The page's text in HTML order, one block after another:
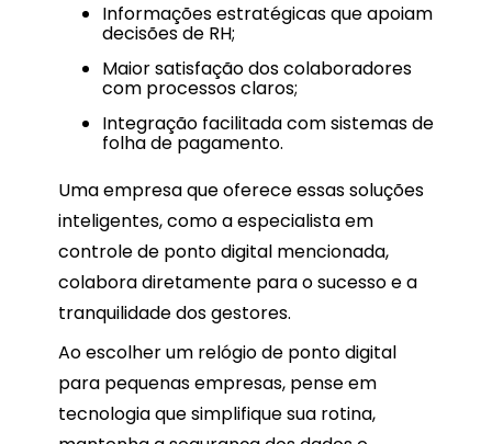
Informações estratégicas que apoiam
decisões de RH;
Maior satisfação dos colaboradores
com processos claros;
Integração facilitada com sistemas de
folha de pagamento.
Uma empresa que oferece essas soluções
inteligentes, como a especialista em
controle de ponto digital mencionada,
colabora diretamente para o sucesso e a
tranquilidade dos gestores.
Ao escolher um relógio de ponto digital
para pequenas empresas, pense em
tecnologia que simplifique sua rotina,